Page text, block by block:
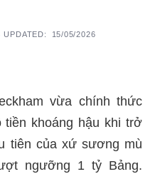
UPDATED: 15/05/2026
vừa chính thức
tiền khoáng hậu khi trở
tiên của xứ sương mù
ngưỡng 1 tỷ Bảng.